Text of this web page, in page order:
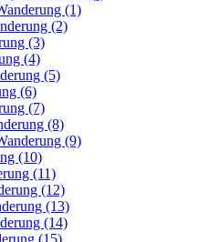
(1)
(2)
(3)
(4)
(5)
(6)
(7)
(8)
(9)
(10)
(11)
(12)
(13)
(14)
(15)